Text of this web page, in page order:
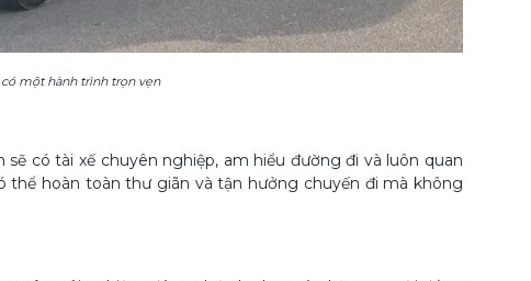
một hành trình trọn vẹn
có tài xế chuyên nghiệp, am hiểu đường đi và luôn quan
thể hoàn toàn thư giãn và tận hưởng chuyến đi mà không